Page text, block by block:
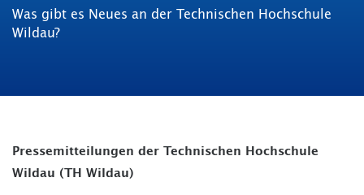
Was gibt es Neues an der Technischen Hochschule
Wildau?
Pressemitteilungen der Technischen Hochschule
Wildau (TH Wildau)